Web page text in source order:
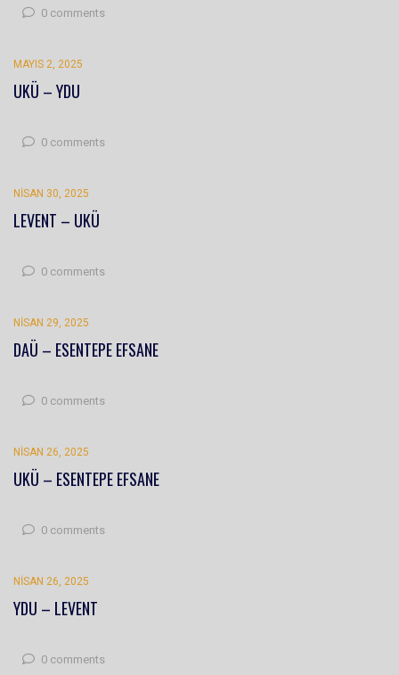
0 comments
MAYIS 2, 2025
UKÜ – YDU
0 comments
NISAN 30, 2025
LEVENT – UKÜ
0 comments
NISAN 29, 2025
DAÜ – ESENTEPE EFSANE
0 comments
NISAN 26, 2025
UKÜ – ESENTEPE EFSANE
0 comments
NISAN 26, 2025
YDU – LEVENT
0 comments